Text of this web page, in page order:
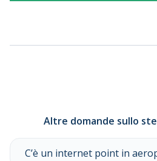
Altre domande sullo
C’è un internet point in